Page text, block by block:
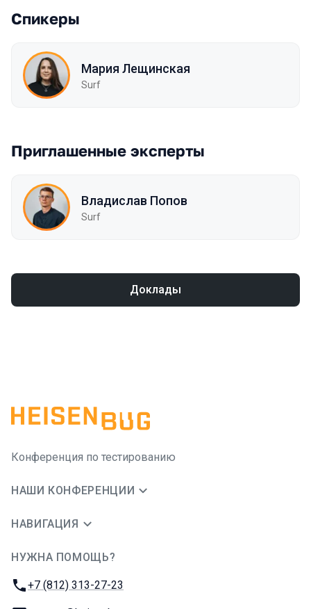
Спикеры
Мария Лещинская
Surf
Приглашенные эксперты
Владислав Попов
Surf
Доклады
Конференция по тестированию
НАШИ КОНФЕРЕНЦИИ
НАВИГАЦИЯ
НУЖНА ПОМОЩЬ?
Телефон:
+7 (812) 313-27-23